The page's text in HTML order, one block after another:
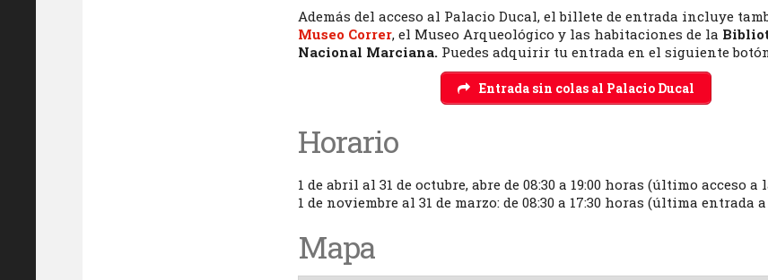
Además del acceso al Palacio Ducal, el billete de entrada incluye
Museo Correr, el Museo Arqueológico y las habitaciones de la
Nacional Marciana. Puedes adquirir tu entrada en el siguiente
Entrada sin colas al Palacio Ducal
Horario
1 de abril al 31 de octubre, abre de 08:30 a 19:00 horas (último acceso a
1 de noviembre al 31 de marzo: de 08:30 a 17:30 horas (última entrada
Mapa